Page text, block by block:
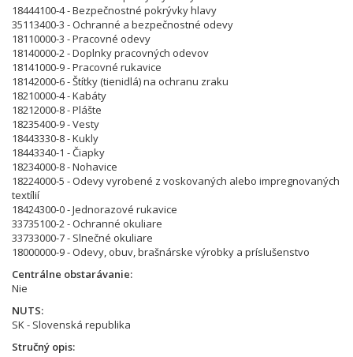
18444100-4 - Bezpečnostné pokrývky hlavy
35113400-3 - Ochranné a bezpečnostné odevy
18110000-3 - Pracovné odevy
18140000-2 - Doplnky pracovných odevov
18141000-9 - Pracovné rukavice
18142000-6 - Štítky (tienidlá) na ochranu zraku
18210000-4 - Kabáty
18212000-8 - Plášte
18235400-9 - Vesty
18443330-8 - Kukly
18443340-1 - Čiapky
18234000-8 - Nohavice
18224000-5 - Odevy vyrobené z voskovaných alebo impregnovaných
textílií
18424300-0 - Jednorazové rukavice
33735100-2 - Ochranné okuliare
33733000-7 - Slnečné okuliare
18000000-9 - Odevy, obuv, brašnárske výrobky a príslušenstvo
Centrálne obstarávanie
Nie
NUTS
SK - Slovenská republika
Stručný opis